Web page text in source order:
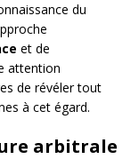
du
et de
attention
de révéler tout
à cet égard.
arbitrale